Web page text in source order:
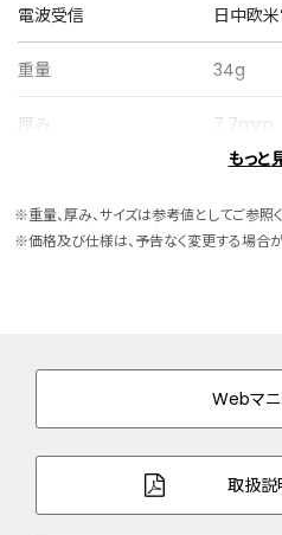
電波受信 日中欧
重量 34g
厚み 7.7mm
ケース素材 スーパー
バンド素材・タイプ
スーパー
三ツ折れ
バンド幅 13.0mm
バンド調整可能サイ
もっと
※重量、厚み、サイズは参考値としてご参照く
※価格及び仕様は、予告なく変更する場合が
Webマニ
取扱説